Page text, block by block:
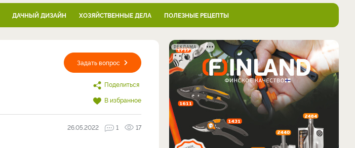
ДАЧНЫЙ ДИЗАЙН ХОЗЯЙСТВЕННЫЕ ДЕЛА ПОЛЕЗНЫЕ РЕЦЕПТЫ
Задать вопрос
Поделиться
В избранное
26.05.2022 1 17
РЕКЛАМА